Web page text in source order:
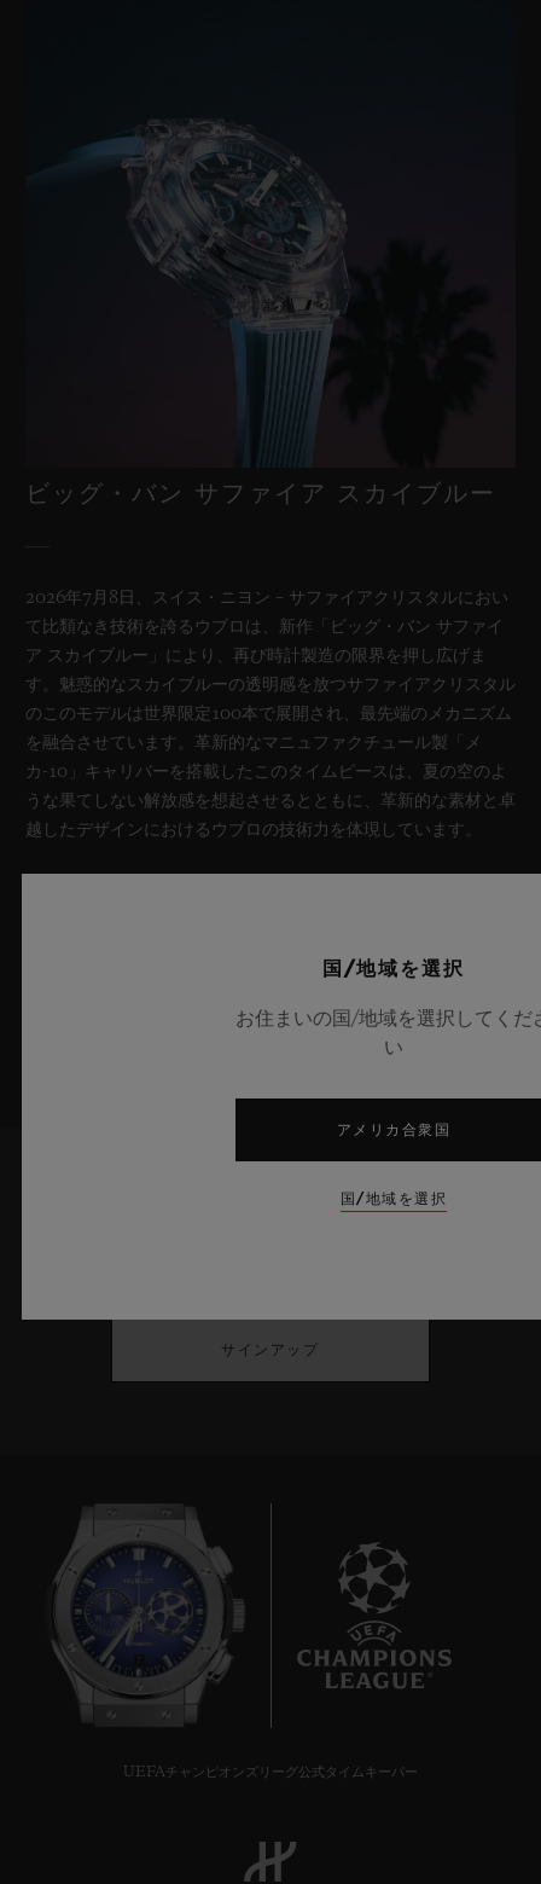
ビッグ・バン サファイア スカイブルー
2026年7月8日、スイス・ニヨン – サファイアクリスタルにおい
て比類なき技術を誇るウブロは、新作「ビッグ・バン サファイ
ア スカイブルー」により、再び時計製造の限界を押し広げま
す。魅惑的なスカイブルーの透明感を放つサファイアクリスタル
のこのモデルは世界限定100本で展開され、最先端のメカニズム
を融合させています。革新的なマニュファクチュール製「メ
カ-10」キャリバーを搭載したこのタイムピースは、夏の空のよ
うな果てしない解放感を想起させるとともに、革新的な素材と卓
越したデザインにおけるウブロの技術力を体現しています。
最新情報をメールで受け取る
サインアップ
UEFAチャンピオンズリーグ公式タイムキーパー
国/地域を選択
お住まいの国/地域を選択してくだ
い
アメリカ合衆国
国/地域を選択